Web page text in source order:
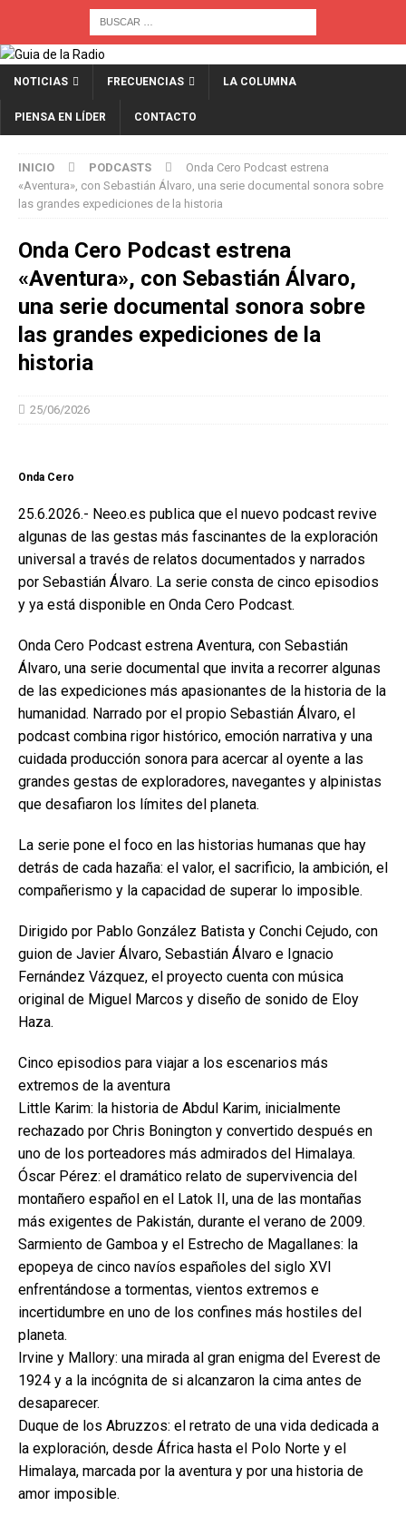
NOTICIAS FRECUENCIAS LA COLUMNA
PIENSA EN LÍDER CONTACTO
INICIO PODCASTS
Onda Cero Podcast estrena
«Aventura», con Sebastián Álvaro, una serie documental sonora sobre
las grandes expediciones de la historia
Onda Cero Podcast estrena
«Aventura», con Sebastián Álvaro,
una serie documental sonora sobre
las grandes expediciones de la
historia
25/06/2026
Onda Cero
25.6.2026.- Neeo.es publica que el nuevo podcast revive
algunas de las gestas más fascinantes de la exploración
universal a través de relatos documentados y narrados
por Sebastián Álvaro. La serie consta de cinco episodios
y ya está disponible en Onda Cero Podcast.
Onda Cero Podcast estrena Aventura, con Sebastián
Álvaro, una serie documental que invita a recorrer algunas
de las expediciones más apasionantes de la historia de la
humanidad. Narrado por el propio Sebastián Álvaro, el
podcast combina rigor histórico, emoción narrativa y una
cuidada producción sonora para acercar al oyente a las
grandes gestas de exploradores, navegantes y alpinistas
que desafiaron los límites del planeta.
La serie pone el foco en las historias humanas que hay
detrás de cada hazaña: el valor, el sacrificio, la ambición, el
compañerismo y la capacidad de superar lo imposible.
Dirigido por Pablo González Batista y Conchi Cejudo, con
guion de Javier Álvaro, Sebastián Álvaro e Ignacio
Fernández Vázquez, el proyecto cuenta con música
original de Miguel Marcos y diseño de sonido de Eloy
Haza.
Cinco episodios para viajar a los escenarios más
extremos de la aventura
Little Karim: la historia de Abdul Karim, inicialmente
rechazado por Chris Bonington y convertido después en
uno de los porteadores más admirados del Himalaya.
Óscar Pérez: el dramático relato de supervivencia del
montañero español en el Latok II, una de las montañas
más exigentes de Pakistán, durante el verano de 2009.
Sarmiento de Gamboa y el Estrecho de Magallanes: la
epopeya de cinco navíos españoles del siglo XVI
enfrentándose a tormentas, vientos extremos e
incertidumbre en uno de los confines más hostiles del
planeta.
Irvine y Mallory: una mirada al gran enigma del Everest de
1924 y a la incógnita de si alcanzaron la cima antes de
desaparecer.
Duque de los Abruzzos: el retrato de una vida dedicada a
la exploración, desde África hasta el Polo Norte y el
Himalaya, marcada por la aventura y por una historia de
amor imposible.